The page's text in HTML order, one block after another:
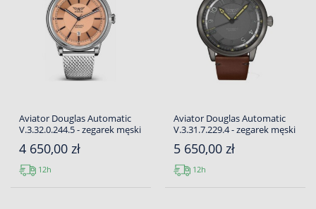
Aviator Douglas Automatic
V.3.32.0.244.5 - zegarek męski
4 650,00 zł
12h
Aviator Douglas Automatic
V.3.31.7.229.4 - zegarek męski
5 650,00 zł
12h